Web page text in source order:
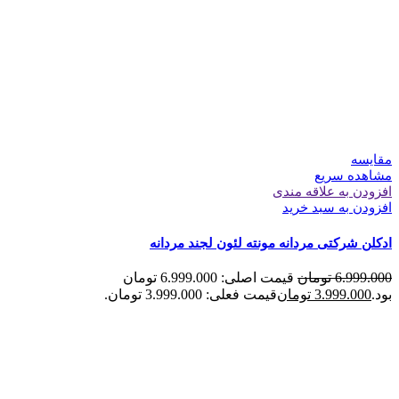
مقایسه
مشاهده سریع
افزودن به علاقه مندی
افزودن به سبد خرید
ادکلن شرکتی مردانه مونته لئون لجند مردانه
6.999.000 تومان
قیمت اصلی: 6.999.000 تومان
بود.3.999.000 تومانقیمت فعلی: 3.999.000 تومان.